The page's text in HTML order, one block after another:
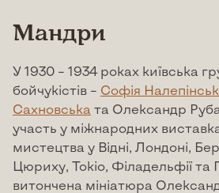
Мандри
У 1930 – 1934 роках київська
бойчукістів – Софія
Сахновська та Олександр
участь у міжнародних
мистецтва у Відні, Лондоні,
Цюриху, Токіо, Філадельфії та
витончена мініатюра